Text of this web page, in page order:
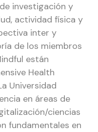
investigación y
actividad física y
inter y
de los miembros
están
Health
Universidad
en áreas de
ciencias
fundamentales en